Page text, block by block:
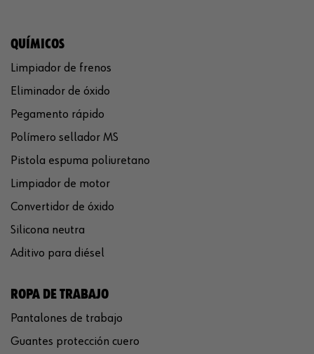
QUÍMICOS
Limpiador de frenos
Eliminador de óxido
Pegamento rápido
Polímero sellador MS
Pistola espuma poliuretano
Limpiador de motor
Convertidor de óxido
Silicona neutra
Aditivo para diésel
ROPA DE TRABAJO
Pantalones de trabajo
Guantes protección cuero